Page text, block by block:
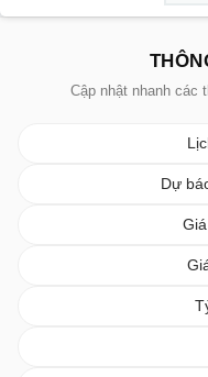
Cập nhật nhanh các
Dự